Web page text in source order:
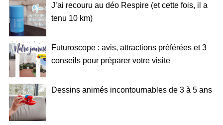
J’ai recouru au déo Respire (et cette fois, il a
tenu 10 km)
Futuroscope : avis, attractions préférées et 3
conseils pour préparer votre visite
Dessins animés incontournables de 3 à 5 ans